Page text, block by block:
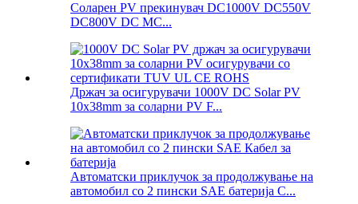
Соларен PV прекинувач DC1000V DC550V
DC800V DC MC...
Држач за осигурувачи 1000V DC Solar PV
10x38mm за соларни PV F...
Автоматски приклучок за продолжување на
автомобил со 2 пински SAE батерија C...